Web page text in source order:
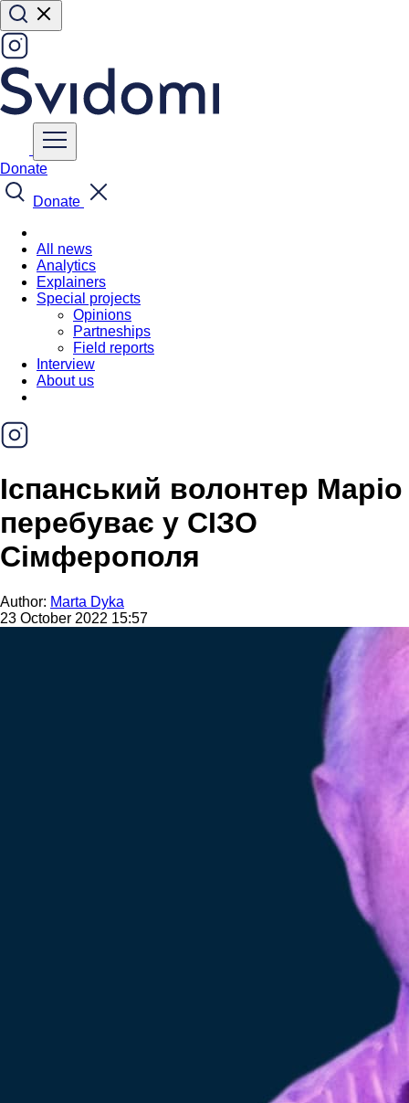
Donate
Donate
All news
Analytics
Explainers
Special projects
Opinions
Partneships
Field reports
Interview
About us
Іспанський волонтер Маріо
перебуває у СІЗО
Сімферополя
Author: Marta Dyka
23 October 2022 15:57